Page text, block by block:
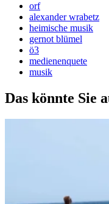
orf
alexander wrabetz
heimische musik
gernot blümel
ö3
medienenquete
musik
Das könnte Sie